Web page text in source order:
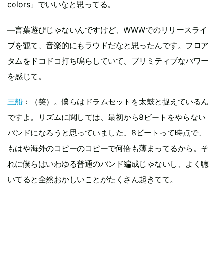
colors」でいいなと思ってる。
―言葉遊びじゃないんですけど、WWWでのリリースライ
ブを観て、音楽的にもラウドだなと思ったんです。フロア
タムをドコドコ打ち鳴らしていて、プリミティブなパワー
を感じて。
三船 ：（笑）。僕らはドラムセットを太鼓と捉えているん
ですよ。リズムに関しては、最初から8ビートをやらない
バンドになろうと思っていました。8ビートって時点で、
もはや海外のコピーのコピーで何倍も薄まってるから。そ
れに僕らはいわゆる普通のバンド編成じゃないし、よく聴
いてると全然おかしいことがたくさん起きてて。